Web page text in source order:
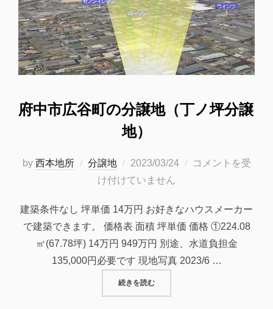
府中市広谷町の分譲地（丁ノ坪分譲
地）
by 西本地所 分譲地
投
稿
2023/03/24
コメントを受
け付けていません
建築条件なし 坪単価 14万円 お好きなハウスメーカー
で建築できます。 価格表 面積 坪単価 価格 ①224.08
㎡(67.78坪) 14万円 949万円 別途、水道負担金
135,000円必要です 現地写真 2023/6 …
続きを読む“府中市広谷町の分譲地（丁ノ坪分